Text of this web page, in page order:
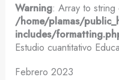
Warning: Array to string
/home/plamas/
includes/
Estudio cuantitativo
Febrero 2023